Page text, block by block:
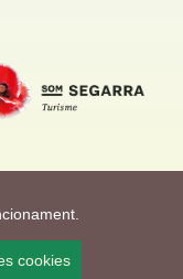
cookies